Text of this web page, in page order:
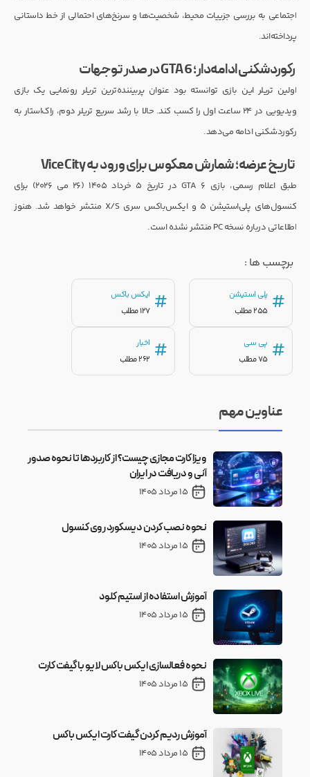
اجتماعی به بررسی جزییات محیط، شخصیت‌ها و سرنخ‌های احتمالی از خط داستانی
پرداخته‌اند.
رکوردشکنی ادامه‌دار؛ GTA 6 در صدر توجهات
اولین تریلر این بازی توانسته بود عنوان پربیننده‌ترین تریلر رونمایی یک بازی
ویدیویی در ۲۴ ساعت اول را کسب کند. حالا با رشد سریع تریلر دوم، راک‌استار به
رکوردشکنی ادامه می‌دهد.
تاریخ عرضه؛ شمارش معکوس برای ورود به Vice City
طبق اعلام رسمی، بازی GTA 6 در تاریخ ۵ خرداد ۱۴۰۵ (۲۶ می ۲۰۲۶) برای
کنسول‌های پلی‌استیشن 5 و ایکس‌باکس سری X/S منتشر خواهد شد. هنوز
اطلاعاتی درباره نسخه PC منتشر نشده است.
برچسب ها :
# پلی استیشن
255 مطلب
# ایکس باکس
127 مطلب
# پی سی
75 مطلب
# اخبار
262 مطلب
عناوین مهم
ویزا کارت مجازی چیست؟ از کاربردها تا نحوه صدور
آنی و دریافت در ایران
15 مرداد 1405
نحوه نصب کردن دیسکورد روی کنسول
15 مرداد 1405
آموزش استفاده از استیم کلود
15 مرداد 1405
نحوه فعالسازی ایکس باکس لایو با گیفت کارت
15 مرداد 1405
آموزش ردیم کردن گیفت کارت ایکس باکس
15 مرداد 1405